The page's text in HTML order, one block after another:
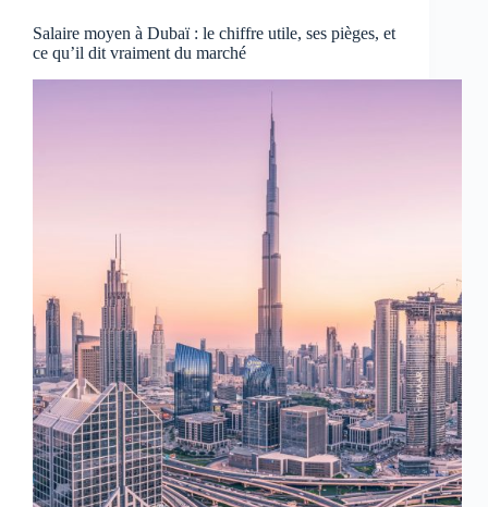
Salaire moyen à Dubaï : le chiffre utile, ses pièges, et
ce qu’il dit vraiment du marché